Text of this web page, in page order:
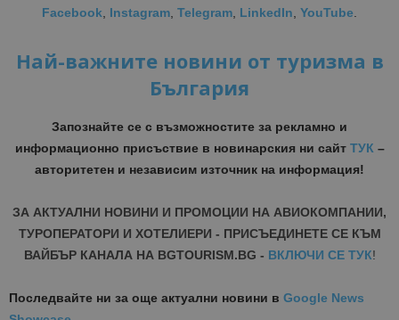
Facebook, Instagram, Telegram, LinkedIn, YouTube.
Най-важните новини от туризма в
България
Запознайте се с възможностите за рекламно и
информационно присъствие в новинарския ни сайт ТУК–
авторитетен и независим източник на информация!
ЗА АКТУАЛНИ НОВИНИ И ПРОМОЦИИ НА АВИОКОМПАНИИ,
ТУРОПЕРАТОРИ И ХОТЕЛИЕРИ - ПРИСЪЕДИНЕТЕ СЕ КЪМ
ВАЙБЪР КАНАЛА НА BGTOURISM.BG - ВКЛЮЧИ СЕ ТУК!
Последвайте ни за още актуални новини в Google News